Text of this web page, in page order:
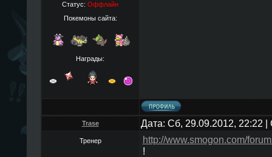
Статус: Оффлайн
Покемоны сайта:
Награды:
Trase Дата: Сб, 29.09.2012, 22:22
Тренер
http://www.smogon.com/
!